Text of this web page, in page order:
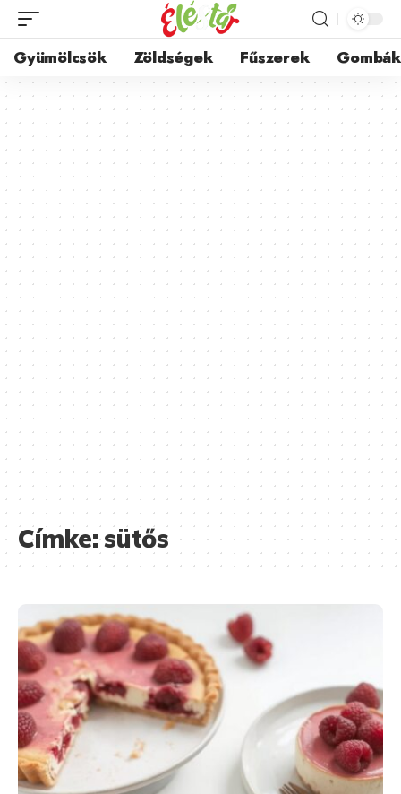
Gyümölcsök Zöldségek Fűszerek Gombák
Címke:sütős